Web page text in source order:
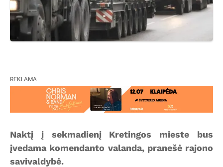
REKLAMA
Naktį į sekmadienį Kretingos mieste bus
įvedama komendanto valanda, pranešė rajono
savivaldybė.